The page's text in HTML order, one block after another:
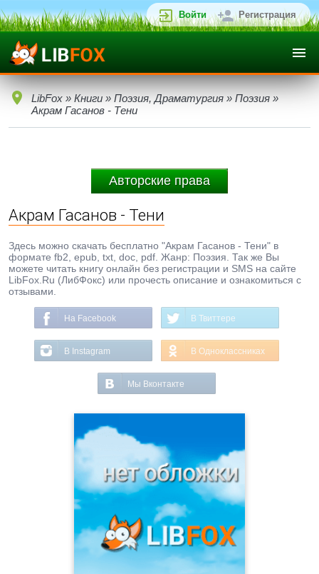
Войти Регистрация
LibFox » Книги » Поэзия, Драматургия » Поэзия »
Акрам Гасанов - Тени
Авторские права
Акрам Гасанов - Тени
Здесь можно скачать бесплатно "Акрам Гасанов - Тени" в
формате fb2, epub, txt, doc, pdf. Жанр: Поэзия. Так же Вы
можете читать книгу онлайн без регистрации и SMS на сайте
LibFox.Ru (ЛибФокс) или прочесть описание и ознакомиться с
отзывами.
На Facebook В Твиттере
В Instagram В Одноклассниках
Мы Вконтакте